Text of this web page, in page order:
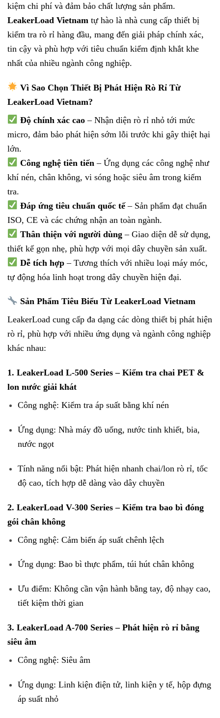
kiệm chi phí và đảm bảo chất lượng sản phẩm.
LeakerLoad Vietnam tự hào là nhà cung cấp thiết bị
kiểm tra rò rỉ hàng đầu, mang đến giải pháp chính xác,
tin cậy và phù hợp với tiêu chuẩn kiểm định khắt khe
nhất của nhiều ngành công nghiệp.
Vì Sao Chọn Thiết Bị Phát Hiện Rò Rỉ Từ
LeakerLoad Vietnam?
Độ chính xác cao– Nhận diện rò rỉ nhỏ tới mức
micro, đảm bảo phát hiện sớm lỗi trước khi gây thiệt hại
lớn.
Công nghệ tiên tiến – Ứng dụng các công nghệ như
khí nén, chân không, vi sóng hoặc siêu âm trong kiểm
tra.
Đáp ứng tiêu chuẩn quốc tế– Sản phẩm đạt chuẩn
ISO, CE và các chứng nhận an toàn ngành.
Thân thiện với người dùng– Giao diện dễ sử dụng,
thiết kế gọn nhẹ, phù hợp với mọi dây chuyền sản xuất.
Dễ tích hợp– Tương thích với nhiều loại máy móc,
tự động hóa linh hoạt trong dây chuyền hiện đại.
Sản Phẩm Tiêu Biểu Từ LeakerLoad Vietnam
LeakerLoad cung cấp đa dạng các dòng thiết bị phát hiện
rò rỉ, phù hợp với nhiều ứng dụng và ngành công nghiệp
khác nhau:
1. LeakerLoad L-500 Series – Kiểm tra chai PET &
lon nước giải khát
Công nghệ: Kiểm tra áp suất bằng khí nén
Ứng dụng: Nhà máy đồ uống, nước tinh khiết, bia,
nước ngọt
Tính năng nổi bật: Phát hiện nhanh chai/lon rò rỉ, tốc
độ cao, tích hợp dễ dàng vào dây chuyền
2. LeakerLoad V-300 Series – Kiểm tra bao bì đóng
gói chân không
Công nghệ: Cảm biến áp suất chênh lệch
Ứng dụng: Bao bì thực phẩm, túi hút chân không
Ưu điểm: Không cần vận hành bằng tay, độ nhạy cao,
tiết kiệm thời gian
3. LeakerLoad A-700 Series – Phát hiện rò rỉ bằng
siêu âm
Công nghệ: Siêu âm
Ứng dụng: Linh kiện điện tử, linh kiện y tế, hộp đựng
áp suất nhỏ